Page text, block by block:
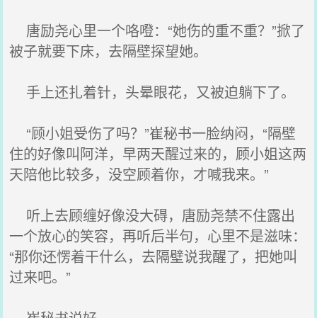
唐励尧心里一个咯噔：“她伤的重不重？”掀了
被子就要下床，去隔壁探望她。
手上还扎着针，头晕眼花，又被迫躺下了。
“顾小姐受伤了吗？”崔秘书一脸纳闷，“隔壁
住的好像叫阿洋，早两天醒过来的，顾小姐这两
天陪他比较多，没空顾着你，才喊我来。”
听上去顾缠好像没大碍，唐励尧禁不住露出
一个放心的笑容，再听后半句，心里不是滋味：
“那你还愣着干什么，去隔壁说我醒了，把她叫
过来吧。”